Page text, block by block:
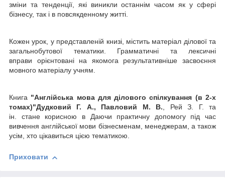
зміни та тенденції, які виникли останнім часом як у сфері
бізнесу, так і в повсякденному житті.
Кожен урок, у представленій книзі, містить матеріал ділової та
загальнобутової тематики. Грамматичні та лексичні
вправи орієнтовані на якомога результативніше засвоєння
мовного матеріалу учням.
Книга "Англійська мова для ділового спілкування (в 2-х
томах)"Дудковий Г. А., Павловий М. В., Рей З. Г. та
ін.
стане корисною в Даючи практичну допомогу під час
вивчення англійської мови бізнесменам, менеджерам, а також
усім, хто цікавиться цією тематикою.
Приховати